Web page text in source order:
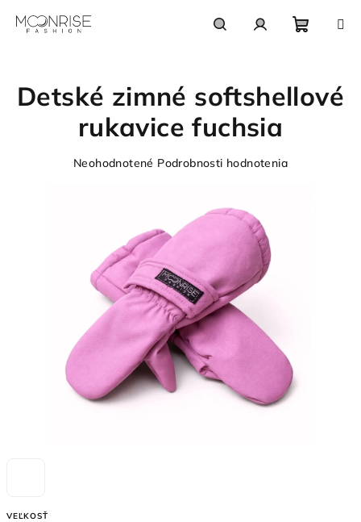
košík
VEĽKOSŤ
Detské zimné softshellové
rukavice fuchsia
Priemerné
hviezdičiek.
Neohodnotené Podrobnosti hodnotenia